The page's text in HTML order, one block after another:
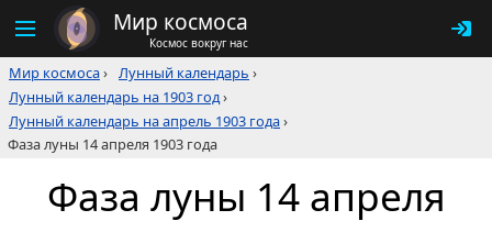
Мир космоса
Космос вокруг нас
Мир космоса› Лунный календарь ›
Лунный календарь на 1903 год›
Лунный календарь на апрель 1903 года›
Фаза луны 14 апреля 1903 года
Фаза луны 14 апреля